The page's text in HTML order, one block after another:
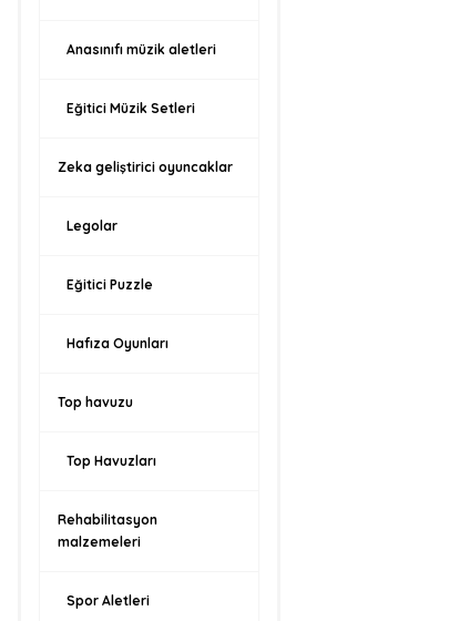
Anasınıfı müzik aletleri
Eğitici Müzik Setleri
Zeka geliştirici oyuncaklar
Legolar
Eğitici Puzzle
Hafıza Oyunları
Top havuzu
Top Havuzları
Rehabilitasyon
malzemeleri
Spor Aletleri